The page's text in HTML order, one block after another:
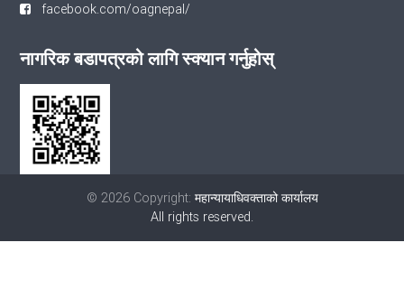
facebook.com/oagnepal/
नागरिक बडापत्रको लागि स्क्यान गर्नुहोस्
© 2026 Copyright: महान्यायाधिवक्ताको कार्यालय
All rights reserved.